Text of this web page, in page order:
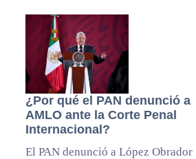
¿Por qué el PAN denunció a
AMLO ante la Corte Penal
Internacional?
El PAN denunció a López Obrador